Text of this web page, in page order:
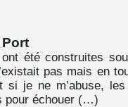
été construites
pas mais en
si je ne m’abuse,
pour échouer (…)